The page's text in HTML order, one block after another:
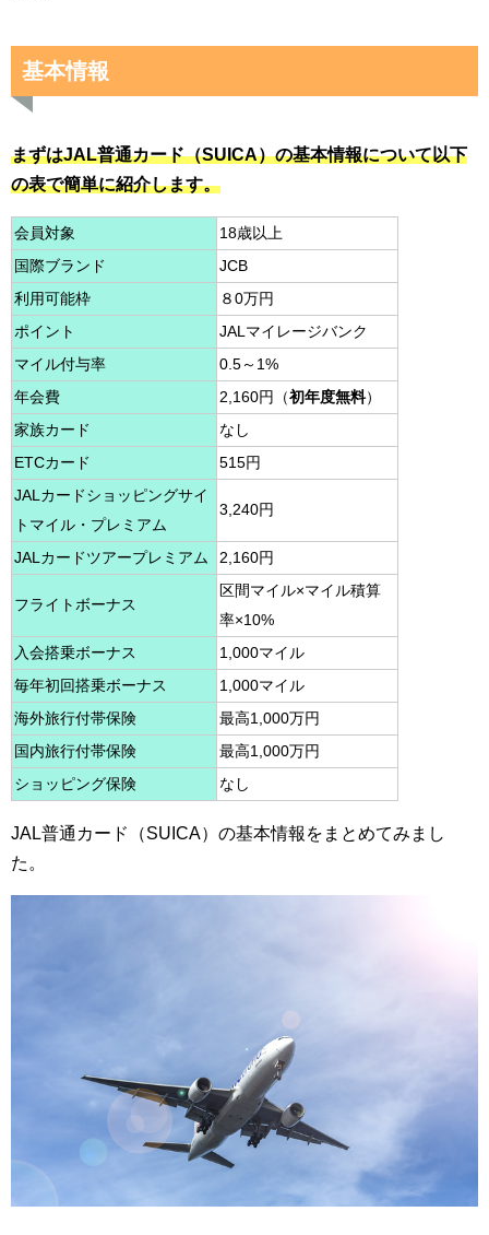
基本情報
まずはJAL普通カード（SUICA）の基本情報について以下
の表で簡単に紹介します。
会員対象
18歳以上
国際ブランド
JCB
利用可能枠
８0万円
ポイント
JALマイレージバンク
マイル付与率
0.5～1%
年会費
2,160円（初年度無料）
家族カード
なし
ETCカード
515円
JALカードショッピングサイ
トマイル・プレミアム
3,240円
JALカードツアープレミアム 2,160円
フライトボーナス
区間マイル×マイル積算
率×10%
入会搭乗ボーナス
1,000マイル
毎年初回搭乗ボーナス
1,000マイル
海外旅行付帯保険
最高1,000万円
国内旅行付帯保険
最高1,000万円
ショッピング保険
なし
JAL普通カード（SUICA）の基本情報をまとめてみまし
た。